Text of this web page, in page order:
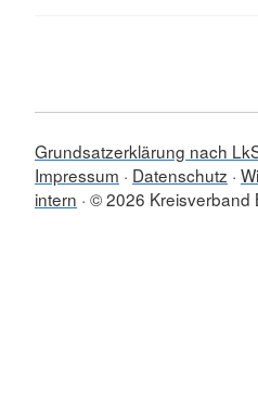
Grundsatzerklärung nach
Impressum
Datenschutz
intern © 2026 Kreisverband